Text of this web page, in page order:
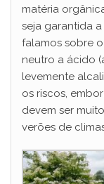
matéria
seja garantida
falamos sobre
neutro a ácido
levemente
os riscos,
devem ser
verões de